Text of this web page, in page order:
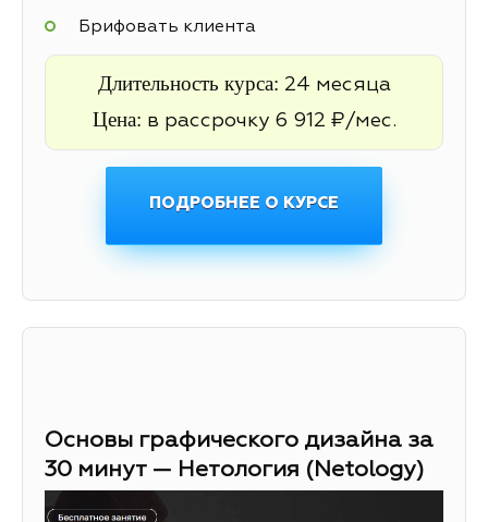
Брифовать клиента
Длительность курса: 24 месяца
Цена: в рассрочку 6 912 ₽/мес.
ПОДРОБНЕЕ О КУРСЕ
Основы графического дизайна за
30 минут — Нетология (Netology)